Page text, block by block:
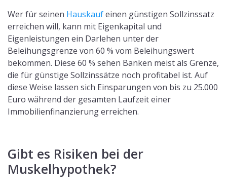
Wer für seinen Hauskaufeinen günstigen Sollzinssatz
erreichen will, kann mit Eigenkapital und
Eigenleistungen ein Darlehen unter der
Beleihungsgrenze von 60 % vom Beleihungswert
bekommen. Diese 60 % sehen Banken meist als Grenze,
die für günstige Sollzinssätze noch profitabel ist. Auf
diese Weise lassen sich Einsparungen von bis zu 25.000
Euro während der gesamten Laufzeit einer
Immobilienfinanzierung erreichen.
Gibt es Risiken bei der
Muskelhypothek?